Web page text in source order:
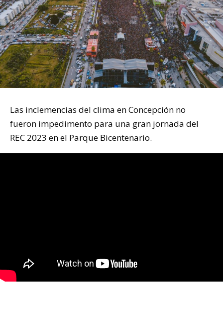
Las inclemencias del clima en Concepción no
fueron impedimento para una gran jornada del
REC 2023 en el Parque Bicentenario.